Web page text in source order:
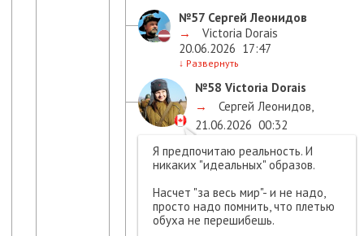
№57 Сергей Леонидов
→
Victoria Dorais
20.06.2026 17:47
↓ Развернуть
№58 Victoria Dorais
→
Сергей Леонидов,
21.06.2026 00:32
Я предпочитаю реальность. И
никаких "идеальных" образов.
Насчет "за весь мир"- и не надо,
просто надо помнить, что плетью
обуха не перешибешь.